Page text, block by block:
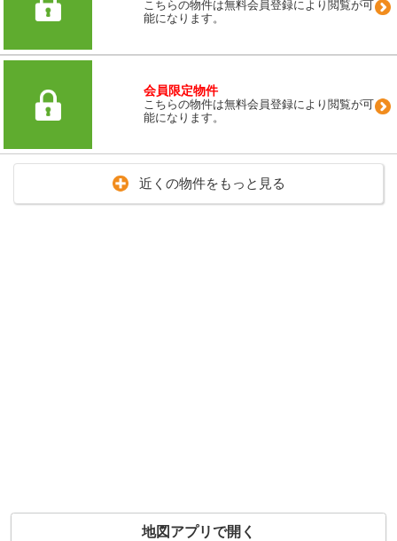
こちらの物件は無料会員登録により閲覧が可
能になります。
会員限定物件
こちらの物件は無料会員登録により閲覧が可
能になります。
近くの物件をもっと見る
地図アプリで開く